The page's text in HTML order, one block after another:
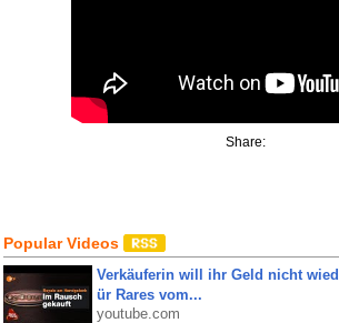
Share:
Popular Videos
Verkäuferin will ihr Geld nicht
ür Rares vom...
youtube.com